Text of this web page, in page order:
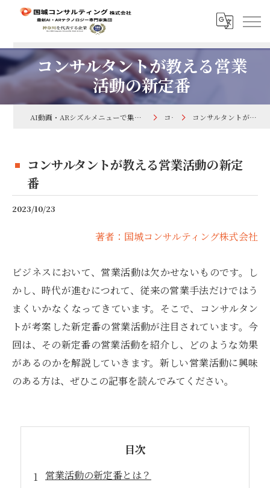
コンサルタントが教える営業
活動の新定番
AI動画・ARシズルメニューで集客するなら国城コンサルティング株式会社 コラム コンサルタントが教える営業活動の新定番
コンサルタントが教える営業活動の新定
番
2023/10/23
著者：国城コンサルティング株式会社
ビジネスにおいて、営業活動は欠かせないものです。し
かし、時代が進むにつれて、従来の営業手法だけではう
まくいかなくなってきています。そこで、コンサルタン
トが考案した新定番の営業活動が注目されています。今
回は、その新定番の営業活動を紹介し、どのような効果
があるのかを解説していきます。新しい営業活動に興味
のある方は、ぜひこの記事を読んでみてください。
目次
営業活動の新定番とは？